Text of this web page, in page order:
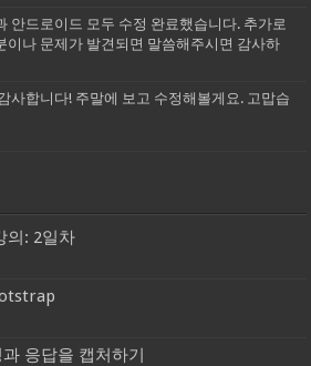
안드로이드 모두 수정 완료했습니다. 추가로
이나 문제가 발견되면 말씀해주시면 감사하
사합니다! 주말에 보고 수정해볼게요. 고맙습
의: 2일차
응답을 캡처하기